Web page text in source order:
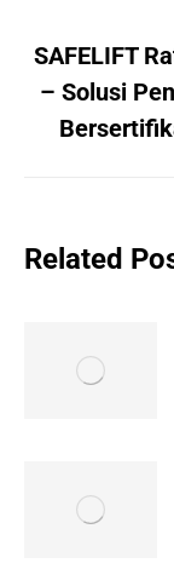
SAFELIFT
– Solusi
Related